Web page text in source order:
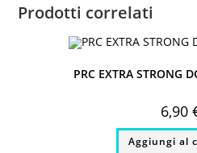
Prodotti correlati
PRC EXTRA STRONG
6,90
Aggiungi al